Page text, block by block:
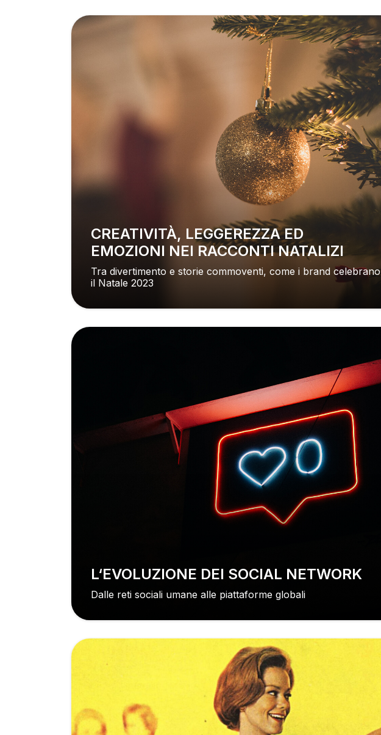
CREATIVITÀ, LEGGEREZZA ED
EMOZIONI NEI RACCONTI NATALIZI
Tra divertimento e storie commoventi, come i brand celebrano
il Natale 2023
L‘EVOLUZIONE DEI SOCIAL NETWORK
Dalle reti sociali umane alle piattaforme globali